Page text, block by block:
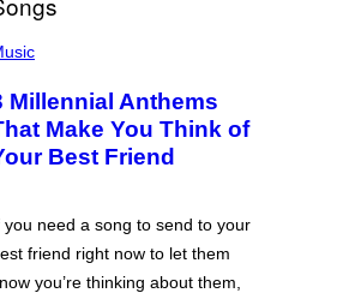
Millennial Anthems
Make You Think of
Best Friend
you need a song to send to your
friend right now to let them
you’re thinking about them,